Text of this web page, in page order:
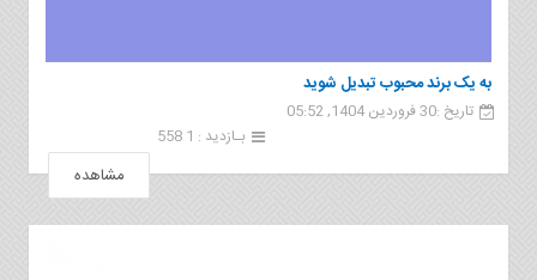
به یک برند محبوب تبدیل شوید
تاریخ :30 فروردین 1404, 05:52
بـازدید : 1 558
مشاهده